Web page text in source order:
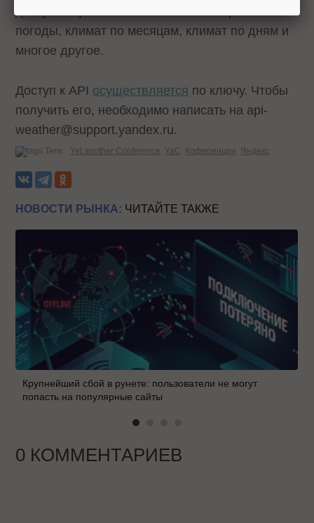
доступны фактическое значение и прогноз
погоды, климат по месяцам, климат по дням и
многое другое.
Доступ к API осуществляется по ключу. Чтобы
получить его, необходимо написать на api-
weather@support.yandex.ru.
Теги: Yet another Conference YaC Коференции Яндекс
НОВОСТИ РЫНКА: ЧИТАЙТЕ ТАКЖЕ
Крупнейший сбой в рунете: пользователи не могут
попасть на популярные сайты
0 КОММЕНТАРИЕВ